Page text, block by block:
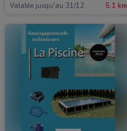
Valable jusqu'au 31/12 5.1 km